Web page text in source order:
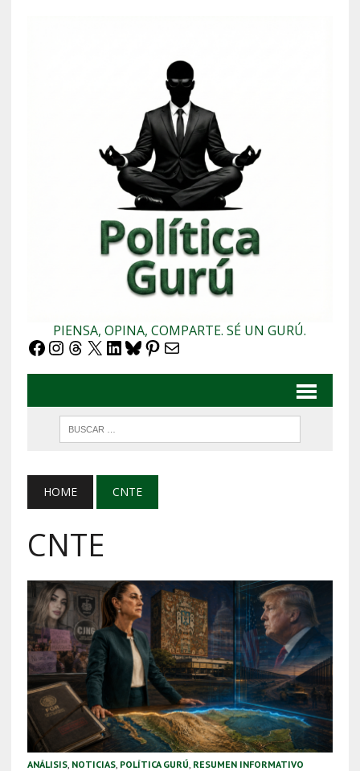
PIENSA, OPINA, COMPARTE. SÉ UN GURÚ.
Facebook
Instagram
Threads
X LinkedIn
Bluesky
Pinterest
Correo electrónico
HOME CNTE
CNTE
ANÁLISIS, NOTICIAS, POLÍTICA GURÚ RESUMEN INFORMATIVO